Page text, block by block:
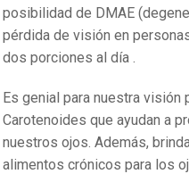
posibilidad de DMAE
pérdida de visión en
dos porciones al día .
Es genial para nuestra visión
Carotenoides que ayudan a
nuestros ojos. Además,
alimentos crónicos para los